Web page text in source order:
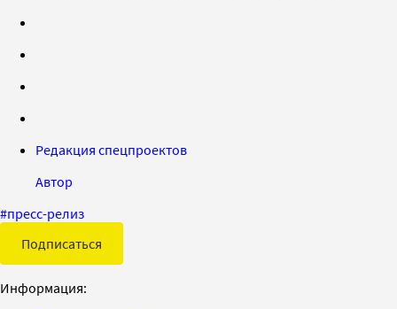
Редакция спецпроектов
Автор
#пресс-релиз
Подписаться
Информация: